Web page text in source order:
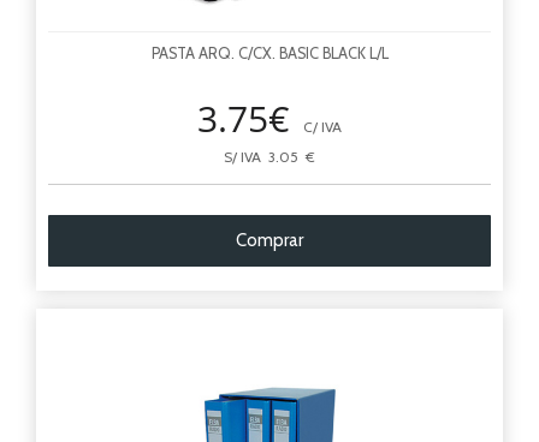
PASTA ARQ. C/CX. BASIC BLACK L/L
3.75€
C/ IVA
S/ IVA 3.05 €
Comprar